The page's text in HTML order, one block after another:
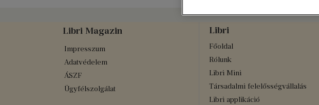
Libri Magazin
Impresszum
Adatvédelem
ÁSZF
Ügyfélszolgálat
Libri
Főoldal
Rólunk
Libri Mini
Társadalmi felelősségvállalás
Libri applikáció